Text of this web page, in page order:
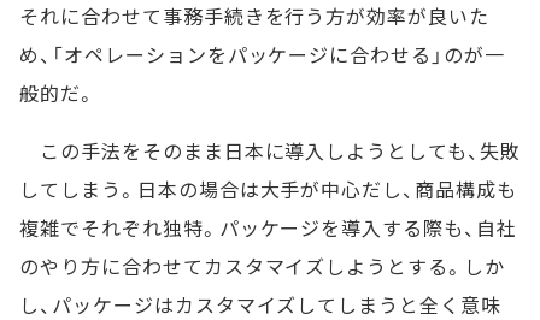
それに合わせて事務手続きを行う方が効率が良いた
め、「オペレーションをパッケージに合わせる」のが一
般的だ。
この手法をそのまま日本に導入しようとしても、失敗
してしまう。日本の場合は大手が中心だし、商品構成も
複雑でそれぞれ独特。パッケージを導入する際も、自社
のやり方に合わせてカスタマイズしようとする。しか
し、パッケージはカスタマイズしてしまうと全く意味